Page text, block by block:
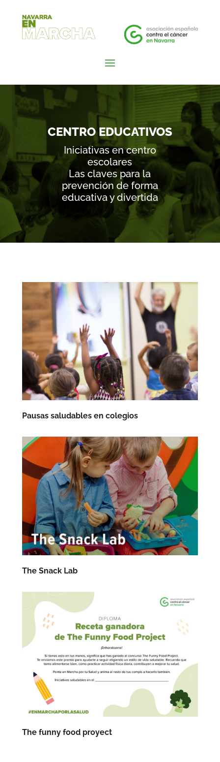
CENTRO EDUCATIVOS
Iniciativas en centro
escolares
Las claves para la
prevención de forma
educativa y divertida
Pausas saludables en colegios
The Snack Lab
The funny food proyect